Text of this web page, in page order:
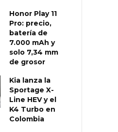
Honor Play 11
Pro: precio,
batería de
7.000 mAh y
solo 7,34 mm
de grosor
Kia lanza la
Sportage X-
Line HEV y el
K4 Turbo en
Colombia